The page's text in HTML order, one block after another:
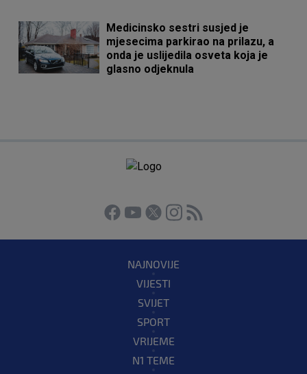
Medicinsko sestri susjed je
mjesecima parkirao na prilazu, a
onda je uslijedila osveta koja je
glasno odjeknula
NAJNOVIJE
VIJESTI
SVIJET
SPORT
VRIJEME
N1 TEME